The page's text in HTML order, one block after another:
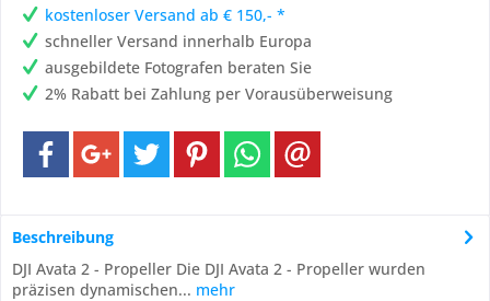
kostenloser Versand ab € 150,- *
schneller Versand innerhalb Europa
ausgebildete Fotografen beraten Sie
2% Rabatt bei Zahlung per Vorausüberweisung
Beschreibung
DJI Avata 2 - Propeller Die DJI Avata 2 - Propeller wurden
präzisen dynamischen... mehr